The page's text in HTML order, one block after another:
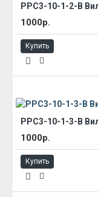
1000р.
Купить
1000р.
Купить